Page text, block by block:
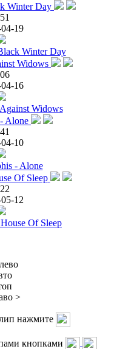
19
Winter Day
16
Widows
10
- Alone
12
Of Sleep
>
нажмите
кнопками